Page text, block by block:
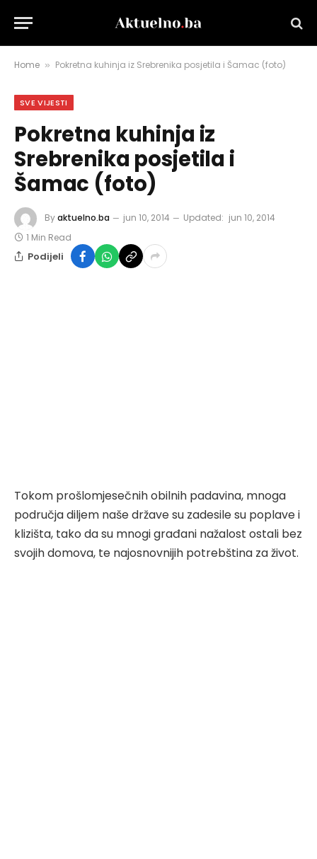
Home » Pokretna kuhinja iz Srebrenika posjetila i Šamac (foto)
SVE VIJESTI
Pokretna kuhinja iz
Srebrenika posjetila i
Šamac (foto)
Byaktuelno.ba jun 10, 2014 Updated: jun 10, 2014
1 Min Read
Podijeli
Tokom prošlomjesečnih obilnih padavina, mnoga
područja diljem naše države su zadesile su poplave i
klizišta, tako da su mnogi građani nažalost ostali bez
svojih domova, te najosnovnijih potrebština za život.